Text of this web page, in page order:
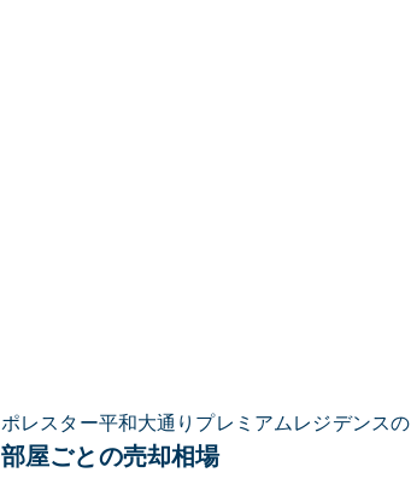
ポレスター平和大通りプレミアムレジデンスの
部屋ごとの売却相場